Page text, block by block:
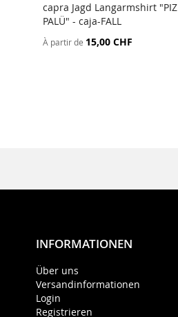
capra Jagd Langarmshirt "PIZ
PALÜ" - caja-FALL
À partir de 15,00 CHF
INFORMATIONEN
Über uns
Versandinformationen
Login
Registrieren